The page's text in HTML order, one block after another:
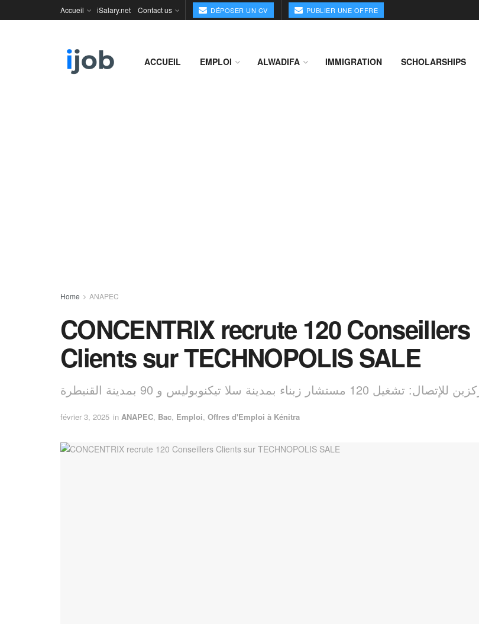
Accueil iSalary.net Contact us DÉPOSER UN CV PUBLIER UNE OFFRE
ACCUEIL EMPLOI ALWADIFA IMMIGRATION SCHOLARSHIPS
Home ANAPEC
CONCENTRIX recrute 120 Conseillers
Clients sur TECHNOPOLIS SALE
تشغيل 120 مستشار زبناء بمدينة سلا تيكنوبوليس و 90 بمدينة القنيطرة
février 3, 2025 in ANAPEC, Bac, Emploi, Offres d'Emploi à Kénitra